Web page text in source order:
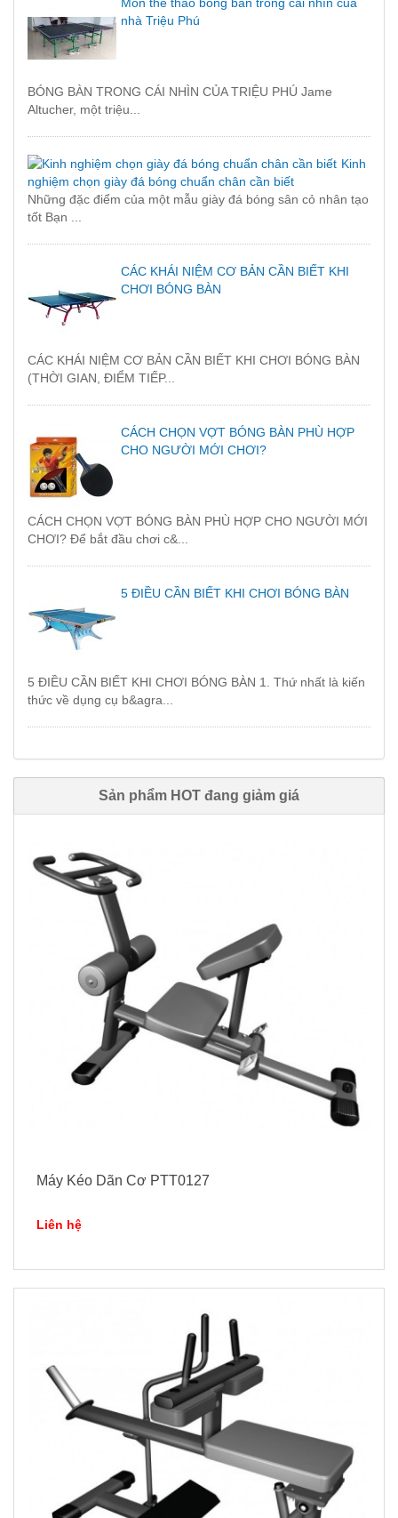
nhà Triệu Phú
BÓNG BÀN TRONG CÁI NHÌN CỦA TRIỆU PHÚ Jame
Altucher, một triệu...
Kinh
nghiệm chọn giày đá bóng chuẩn chân cần biết
Những đặc điểm của một mẫu giày đá bóng sân cỏ nhân tạo
tốt Bạn ...
CÁC KHÁI NIỆM CƠ BẢN CẦN BIẾT KHI
CHƠI BÓNG BÀN
CÁC KHÁI NIỆM CƠ BẢN CẦN BIẾT KHI CHƠI BÓNG BÀN
(THỜI GIAN, ĐIỂM TIẾP...
CÁCH CHỌN VỢT BÓNG BÀN PHÙ HỢP
CHO NGƯỜI MỚI CHƠI?
CÁCH CHỌN VỢT BÓNG BÀN PHÙ HỢP CHO NGƯỜI MỚI
CHƠI? Để bắt đầu chơi c&...
5 ĐIỀU CẦN BIẾT KHI CHƠI BÓNG BÀN
5 ĐIỀU CẦN BIẾT KHI CHƠI BÓNG BÀN 1. Thứ nhất là kiến
thức về dụng cụ b&agra...
Sản phẩm HOT đang giảm giá
Máy Kéo Dãn Cơ PTT0127
Liên hệ